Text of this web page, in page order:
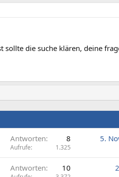
die suche klären, deine
Antworten 8
Aufrufe 1.325
5.
Antworten 10